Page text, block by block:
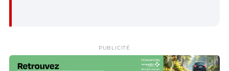
PUBLICITÉ